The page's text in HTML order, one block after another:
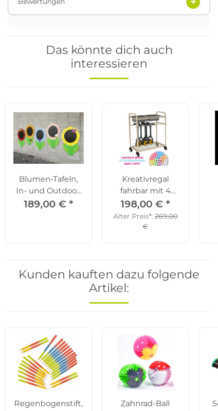
Das könnte dich auch
interessieren
Blumen-Tafeln,
In- und Outdoor,
5er Set
189,00 € *
Kreativregal
fahrbar mit 4
Riesen-
Farbrollern
198,00 € *
Alter Preis*:269,00
€
Kunden kauften dazu folgende
Artikel:
Regenbogenstift,
Zahnrad-Ball